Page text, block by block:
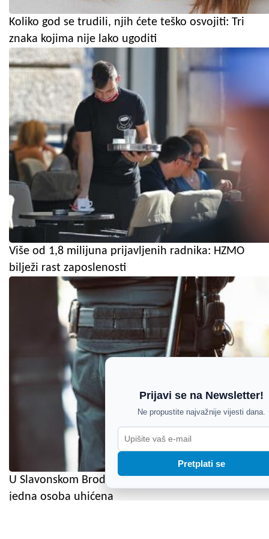
Koliko god se trudili, njih ćete teško osvojiti: Tri
znaka kojima nije lako ugoditi
Više od 1,8 milijuna prijavljenih radnika: HZMO
bilježi rast zaposlenosti
U Slavonskom Brodu pronađeno tijelo muškarca,
jedna osoba uhićena
Prijavi se na Newsletter!
Ne propustite najvažnije vijesti dana.
Pretplati se